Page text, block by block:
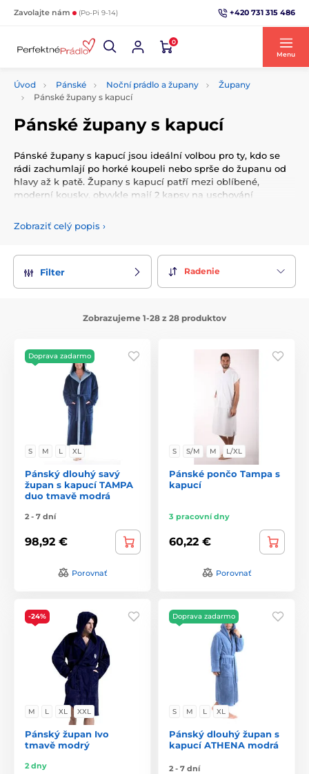
Zavolajte nám (Po-Pi 9-14) +420 731 315 486
0
Menu
Úvod Pánské Noční prádlo a župany
Župany
Pánské župany s kapucí
Pánské župany s kapucí
Pánské župany s kapucí jsou ideální volbou pro ty, kdo se
rádi zachumlají po horké koupeli nebo sprše do županu od
hlavy až k patě. Župany s kapucí patří mezi oblíbené,
moderní kousky, obvykle mají 2 kapsy na uschování
Zobraziť celý popis ›
Filter Radenie
Zobrazujeme 1-28 z 28 produktov
Doprava zadarmo
S M L XL
Pánský dlouhý savý
župan s kapucí TAMPA
duo tmavě modrá
2 - 7 dní
98,92 €
Porovnať
S S/M M L/XL
Pánské pončo Tampa s
kapucí
3 pracovní dny
60,22 €
Porovnať
-24%
M L XL XXL
Pánský župan Ivo
tmavě modrý
2 dny
Doprava zadarmo
S M L XL
Pánský dlouhý župan s
kapucí ATHENA modrá
2 - 7 dní